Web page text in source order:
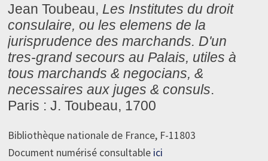
Jean Toubeau, Les Institutes du droit
consulaire, ou les elemens de la
jurisprudence des marchands. D'un
tres-grand secours au Palais, utiles à
tous marchands & negocians, &
necessaires aux juges & consuls.
Paris : J. Toubeau, 1700
Bibliothèque nationale de France, F-11803
Document numérisé consultable ici